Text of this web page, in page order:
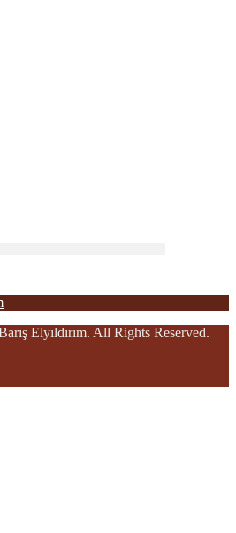
Elyıldırım. All Rights Reserved.